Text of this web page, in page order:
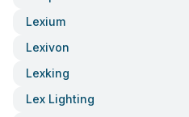
Lexium
Lexivon
Lexking
Lex Lighting